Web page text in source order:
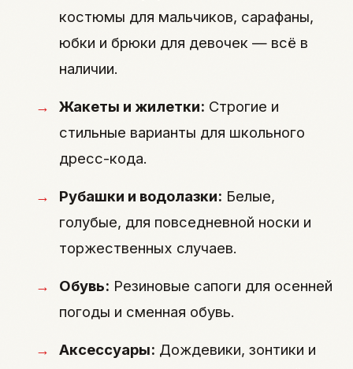
костюмы для мальчиков, сарафаны,
юбки и брюки для девочек — всё в
наличии.
Жакеты и жилетки: Строгие и
стильные варианты для школьного
дресс-кода.
Рубашки и водолазки: Белые,
голубые, для повседневной носки и
торжественных случаев.
Обувь: Резиновые сапоги для осенней
погоды и сменная обувь.
Аксессуары: Дождевики, зонтики и